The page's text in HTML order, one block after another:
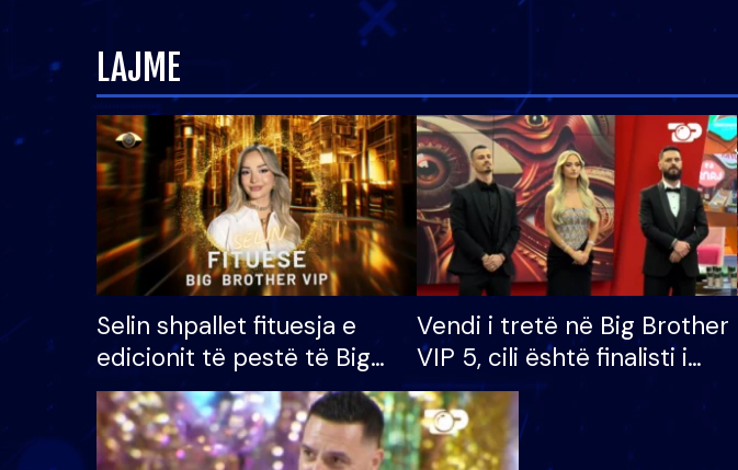
LAJME
Selin shpallet fituesja e
edicionit të pestë të Big
Brother VIP, rrëmben
çmimin e madh prej 100
mijë eurosh
Vendi i tretë në Big Brother
VIP 5, cili është finalisti i
radhës që lë shtëpinë